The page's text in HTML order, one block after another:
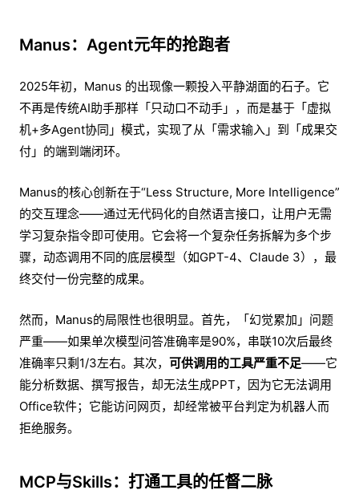
Manus：Agent元年的抢跑者
2025年初，Manus 的出现像一颗投入平静湖面的石子。它
不再是传统AI助手那样「只动口不动手」，而是基于「虚拟
机+多Agent协同」模式，实现了从「需求输入」到「成果交
付」的端到端闭环。
Manus的核心创新在于“Less Structure, More Intelligence”
的交互理念——通过无代码化的自然语言接口，让用户无需
学习复杂指令即可使用。它会将一个复杂任务拆解为多个步
骤，动态调用不同的底层模型（如GPT-4、Claude 3），最
终交付一份完整的成果。
然而，Manus的局限性也很明显。首先，「幻觉累加」问题
严重——如果单次模型问答准确率是90%，串联10次后最终
准确率只剩1/3左右。其次， 可供调用的工具严重不足——它
能分析数据、撰写报告，却无法生成PPT，因为它无法调用
Office软件；它能访问网页，却经常被平台判定为机器人而
拒绝服务。
MCP与Skills：打通工具的任督二脉